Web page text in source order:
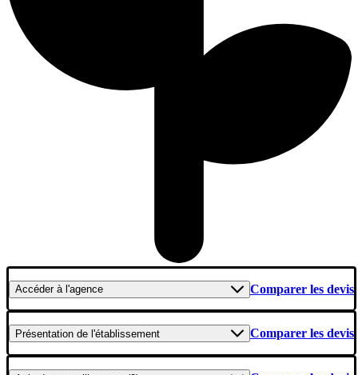
Accéderà l'agence Comparer les devis
Présentation de l'établissement Comparer les devis